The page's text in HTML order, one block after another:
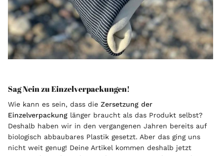
Sag Nein zu Einzelverpackungen!
Wie kann es sein, dass die Zersetzung der
Einzelverpackung länger braucht als das Produkt selbst?
Deshalb haben wir in den vergangenen Jahren bereits auf
biologisch abbaubares Plastik gesetzt. Aber das ging uns
nicht weit genug! Deine Artikel kommen deshalb jetzt